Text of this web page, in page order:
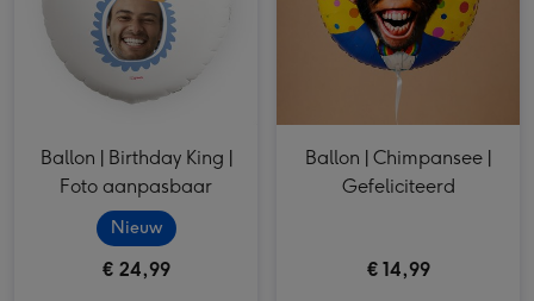
Ballon | Birthday King |
Foto aanpasbaar
Nieuw
€ 24,99
Ballon | Chimpansee |
Gefeliciteerd
€ 14,99